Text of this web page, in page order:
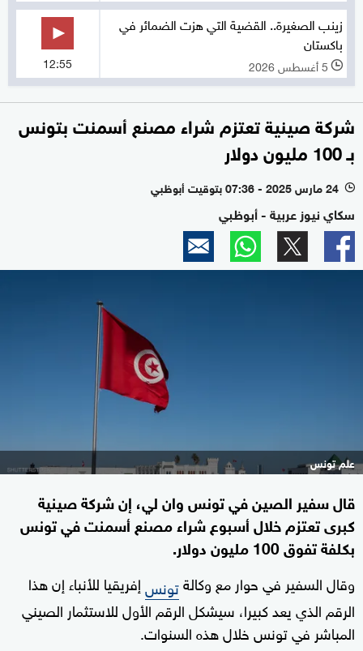
زينب الصغيرة.. القضية التي هزت الضمائر في
باكستان
l 5 أغسطس 2026 12:55
شركة صينية تعتزم شراء مصنع أسمنت بتونس
بـ 100 مليون دولار
l 24 مارس 2025 - 07:36 بتوقيت أبوظبي
سكاي نيوز عربية - أبوظبي
علم تونس
قال سفير الصين في تونس وان لي، إن شركة صينية
كبرى تعتزم خلال أسبوع شراء مصنع أسمنت في تونس
بكلفة تفوق 100 مليون دولار.
وقال السفير في حوار مع وكالةتونسإفريقيا للأنباء إن هذا
الرقم الذي يعد كبيرا، سيشكل الرقم الأول للاستثمار الصيني
المباشر في تونس خلال هذه السنوات.